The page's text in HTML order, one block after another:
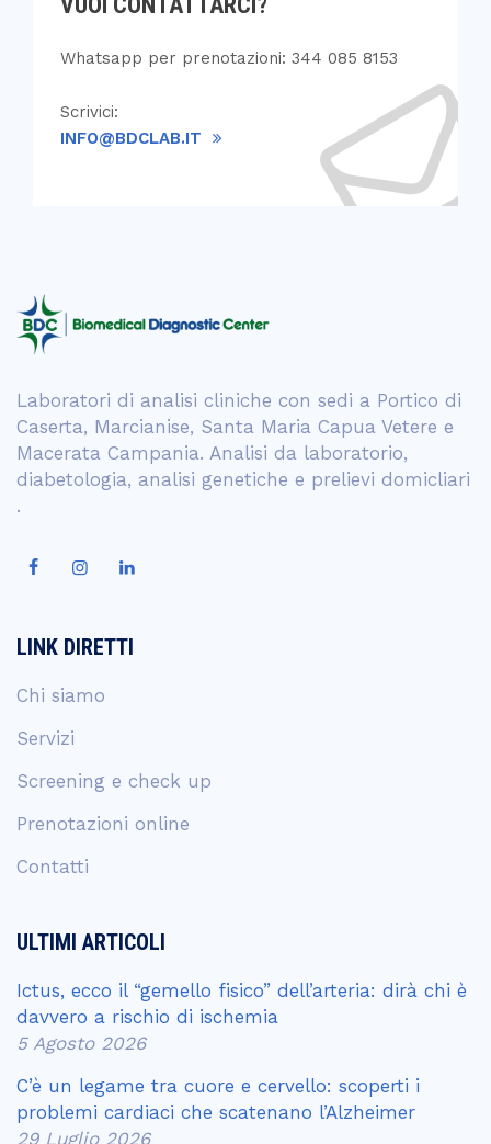
Whatsapp per prenotazioni: 344 085 8153
Scrivici:
INFO@BDCLAB.IT
Laboratori di analisi cliniche con sedi a Portico di
Caserta, Marcianise, Santa Maria Capua Vetere e
Macerata Campania. Analisi da laboratorio,
diabetologia, analisi genetiche e prelievi domicliari
.
LINK DIRETTI
Chi siamo
Servizi
Screening e check up
Prenotazioni online
Contatti
ULTIMI ARTICOLI
Ictus, ecco il “gemello fisico” dell’arteria: dirà chi è
davvero a rischio di ischemia
5 Agosto 2026
C’è un legame tra cuore e cervello: scoperti i
problemi cardiaci che scatenano l’Alzheimer
29 Luglio 2026